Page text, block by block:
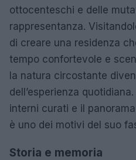
ottocenteschi e delle
rappresentanza.
di creare una residenza
tempo confortevole e
la natura circostante
dell’esperienza
interni curati e il
è uno dei motivi del suo
Storia e memoria